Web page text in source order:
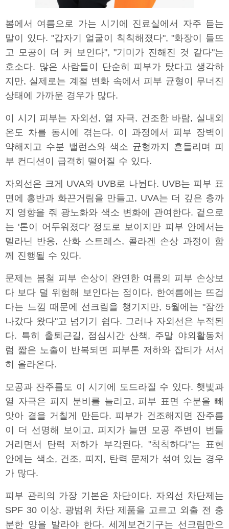
봄에서 여름으로 가는 시기에 진료실에서 자주 듣는
말이 있다. "갑자기 얼굴이 칙칙해졌다", "화장이 들뜨
고 모공이 더 커 보인다", "기미가 진해진 것 같다"는
호소다. 많은 사람들이 단순히 피부가 탔다고 생각하
지만, 실제로는 계절 변화 속에서 피부 균형이 무너진
상태에 가까운 경우가 많다.
이 시기 피부는 자외선, 열 자극, 건조한 바람, 실내외
온도 차를 동시에 겪는다. 이 과정에서 피부 장벽이
약해지고 수분 밸런스와 색소 균형까지 흔들리며 피
부 컨디션이 급격히 떨어질 수 있다.
자외선은 크게 UVA와 UVB로 나뉜다. UVB는 피부 표
면에 홍반과 화끈거림을 만들고, UVA는 더 깊은 층까
지 영향을 줘 광노화와 색소 변화에 관여한다. 겉으로
는 '톤이 어두워졌다' 정도로 보이지만 피부 안에서는
멜라닌 반응, 산화 스트레스, 콜라겐 손상 과정이 함
께 진행될 수 있다.
문제는 봄철 피부 손상이 완연한 여름의 피부 손상보
다 보다 덜 위험해 보인다는 점이다. 한여름에는 뜨겁
다는 느낌 때문에 선크림을 챙기지만, 5월에는 "잠깐
나갔다 왔다"고 넘기기 쉽다. 그러나 자외선은 누적된
다. 특히 출퇴근길, 점심시간 산책, 주말 야외활동처
럼 짧은 노출이 반복되면 피부톤 저하와 잡티가 서서
히 올라온다.
모공과 잔주름도 이 시기에 도드라질 수 있다. 햇빛과
열 자극은 피지 분비를 늘리고, 피부 표면 수분을 빼
앗아 결을 거칠게 만든다. 피부가 건조해지면 잔주름
이 더 선명해 보이고, 피지가 늘면 모공 주변이 번들
거리면서 탄력 저하가 부각된다. "칙칙하다"는 표현
안에는 색소, 건조, 피지, 탄력 문제가 섞여 있는 경우
가 많다.
피부 관리의 가장 기본은 차단이다. 자외선 차단제는
SPF 30 이상, 광범위 차단 제품을 고르고 외출 전 충
분한 양을 발라야 한다. 세계보건기구는 선크림만으